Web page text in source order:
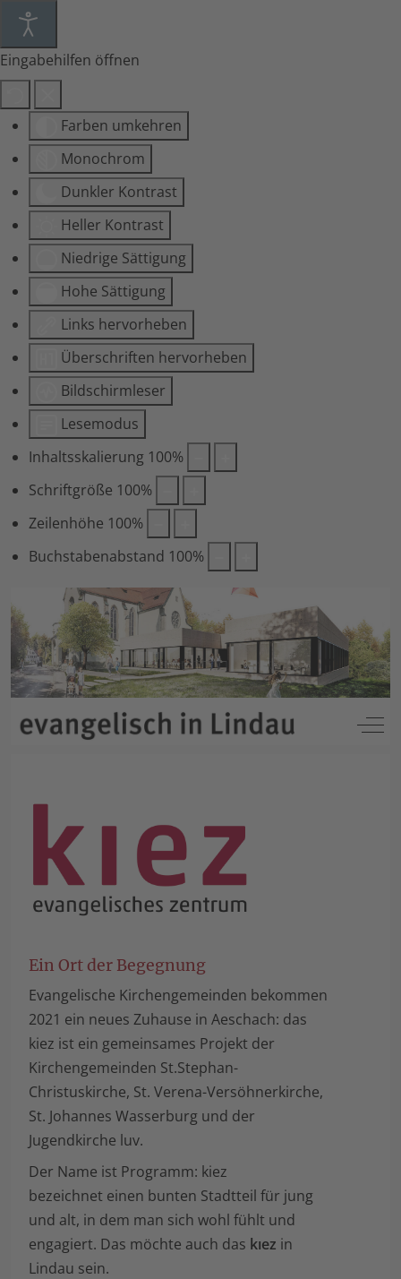
Eingabehilfen öffnen
Farben umkehren
Monochrom
Dunkler Kontrast
Heller Kontrast
Niedrige Sättigung
Hohe Sättigung
Links hervorheben
Überschriften hervorheben
Bildschirmleser
Lesemodus
Inhaltsskalierung 100%
Schriftgröße 100%
Zeilenhöhe 100%
Buchstabenabstand 100%
Off-
Ein Ort der Begegnung
Evangelische Kirchengemeinden bekommen
2021 ein neues Zuhause in Aeschach: das
kiez ist ein g­e­mein­sames Projekt der
Kirchengemeinden St.Stephan-
Christuskirche, St. Verena-Versöhnerkirche,
St. Johannes Wasserburg und der
Jugendkirche luv.
Der Name ist Programm: kiez
bezeichnet einen bunten Stadtteil für jung
und alt, in dem man sich wohl fühlt und
engagiert. Das möchte auch das kıez in
Lindau sein.